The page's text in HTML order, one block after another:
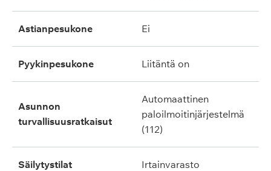
astianpesukone ei
pyykinpesukone liitäntä on
asunnon
turvallisuusratkaisut
automaattinen
paloilmoitinjärjestelmä
(112)
säilytystilat irtainvarasto